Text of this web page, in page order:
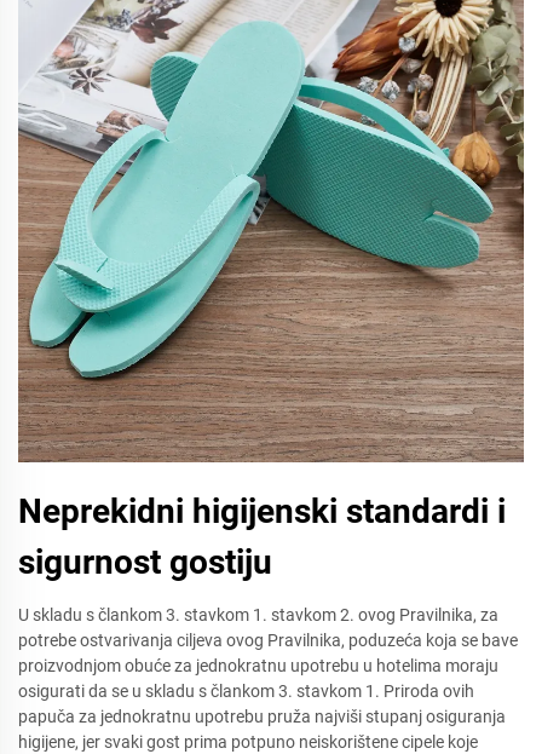
Neprekidni higijenski standardi i
sigurnost gostiju
U skladu s člankom 3. stavkom 1. stavkom 2. ovog Pravilnika, za
potrebe ostvarivanja ciljeva ovog Pravilnika, poduzeća koja se bave
proizvodnjom obuće za jednokratnu upotrebu u hotelima moraju
osigurati da se u skladu s člankom 3. stavkom 1. Priroda ovih
papuča za jednokratnu upotrebu pruža najviši stupanj osiguranja
higijene, jer svaki gost prima potpuno neiskorištene cipele koje